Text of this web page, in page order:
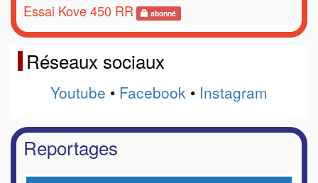
Essai Kove 450 RR abonné
Réseaux sociaux
Youtube • Facebook • Instagram
Reportages